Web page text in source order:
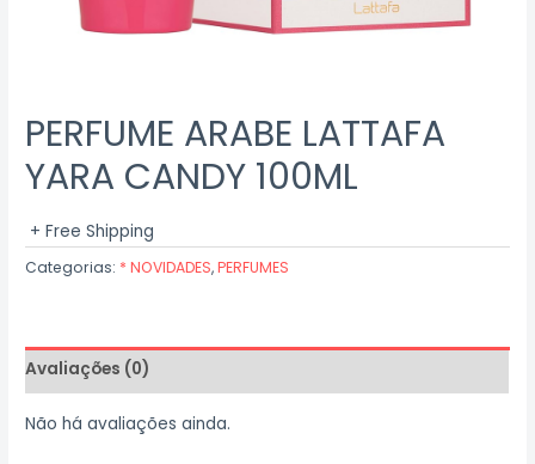
PERFUME ARABE LATTAFA
YARA CANDY 100ML
+ Free Shipping
Categorias: * NOVIDADES,PERFUMES
Avaliações (0)
Não há avaliações ainda.